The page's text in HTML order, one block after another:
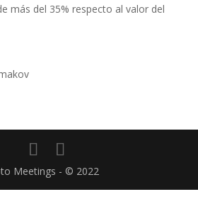
más del 35% respecto al valor del
Meetings - © 2022